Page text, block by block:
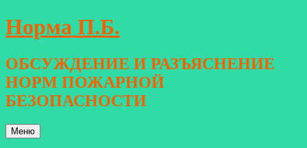
Перейти
к
Норма П.Б.
ОБСУЖДЕНИЕ И РАЗЪЯСНЕНИЕ
НОРМ ПОЖАРНОЙ
БЕЗОПАСНОСТИ
Меню